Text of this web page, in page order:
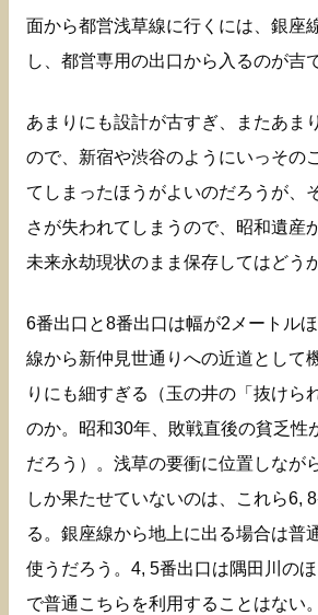
面から都営浅草線に行くには、銀座
し、都営専用の出口から入るのが吉
あまりにも設計が古すぎ、またあま
ので、新宿や渋谷のようにいっその
てしまったほうがよいのだろうが、
さが失われてしまうので、昭和遺産
未来永劫現状のまま保存してはどうか
6番出口と8番出口は幅が2メートル
線から新仲見世通りへの近道として
りにも細すぎる（玉の井の「抜けら
のか。昭和30年、敗戦直後の貧乏性
だろう）。浅草の要衝に位置しなが
しか果たせていないのは、これら6,
る。銀座線から地上に出る場合は普
使うだろう。4, 5番出口は隅田川の
で普通こちらを利用することはない。